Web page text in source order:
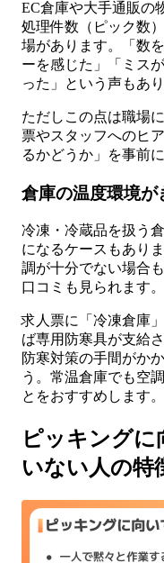
EC倉庫や大手通販の
処理件数（ピック数
場があります。「数
ーを感じた」「ミス
った」という声もあり
ただしこの点は職場
票やスタッフへのヒ
るかどうか」を事前
倉庫の温度環境が
冷凍・冷蔵品を扱う
になるケースもあり
調が十分でない場合
口コミも見られます。
求人票に「冷凍倉庫
ば専用防寒具が支給
防寒対策の手間がか
う。常温倉庫でも空
とをおすすめします。
ピッキングに
いない人の特